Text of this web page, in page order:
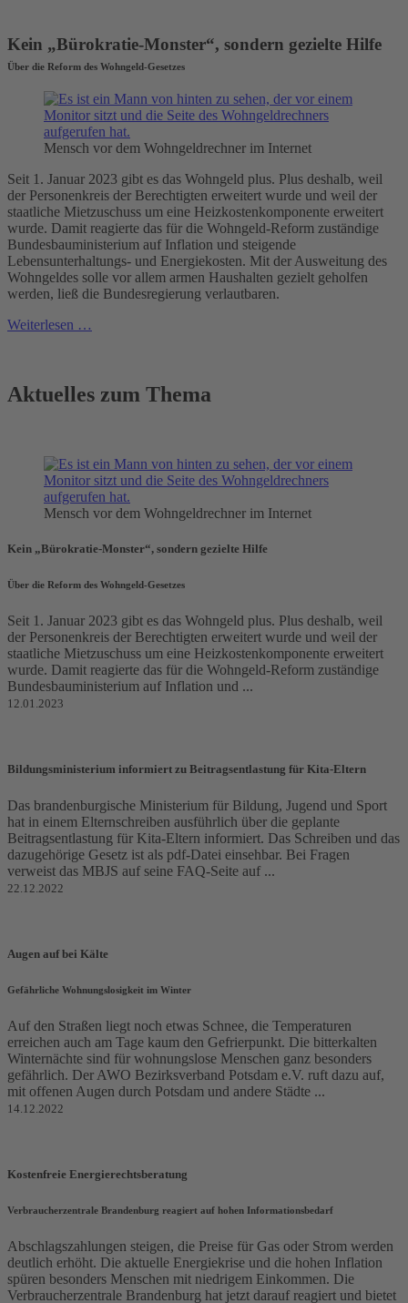
Kein „Bürokratie-Monster“, sondern gezielte Hilfe
Über die Reform des Wohngeld-Gesetzes
Mensch vor dem Wohngeldrechner im Internet
Seit 1. Januar 2023 gibt es das Wohngeld plus. Plus deshalb, weil
der Personenkreis der Berechtigten erweitert wurde und weil der
staatliche Mietzuschuss um eine Heizkostenkomponente erweitert
wurde. Damit reagierte das für die Wohngeld-Reform zuständige
Bundesbauministerium auf Inflation und steigende
Lebensunterhaltungs- und Energiekosten. Mit der Ausweitung des
Wohngeldes solle vor allem armen Haushalten gezielt geholfen
werden, ließ die Bundesregierung verlautbaren.
Weiterlesen …
Aktuelles zum Thema
Mensch vor dem Wohngeldrechner im Internet
Kein „Bürokratie-Monster“, sondern gezielte Hilfe
Über die Reform des Wohngeld-Gesetzes
Seit 1. Januar 2023 gibt es das Wohngeld plus. Plus deshalb, weil
der Personenkreis der Berechtigten erweitert wurde und weil der
staatliche Mietzuschuss um eine Heizkostenkomponente erweitert
wurde. Damit reagierte das für die Wohngeld-Reform zuständige
Bundesbauministerium auf Inflation und ...
12.01.2023
Bildungsministerium informiert zu Beitragsentlastung für Kita-Eltern
Das brandenburgische Ministerium für Bildung, Jugend und Sport
hat in einem Elternschreiben ausführlich über die geplante
Beitragsentlastung für Kita-Eltern informiert. Das Schreiben und das
dazugehörige Gesetz ist als pdf-Datei einsehbar. Bei Fragen
verweist das MBJS auf seine FAQ-Seite auf ...
22.12.2022
Augen auf bei Kälte
Gefährliche Wohnungslosigkeit im Winter
Auf den Straßen liegt noch etwas Schnee, die Temperaturen
erreichen auch am Tage kaum den Gefrierpunkt. Die bitterkalten
Winternächte sind für wohnungslose Menschen ganz besonders
gefährlich. Der AWO Bezirksverband Potsdam e.V. ruft dazu auf,
mit offenen Augen durch Potsdam und andere Städte ...
14.12.2022
Kostenfreie Energierechtsberatung
Verbraucherzentrale Brandenburg reagiert auf hohen Informationsbedarf
Abschlagszahlungen steigen, die Preise für Gas oder Strom werden
deutlich erhöht. Die aktuelle Energiekrise und die hohen Inflation
spüren besonders Menschen mit niedrigem Einkommen. Die
Verbraucherzentrale Brandenburg hat jetzt darauf reagiert und bietet